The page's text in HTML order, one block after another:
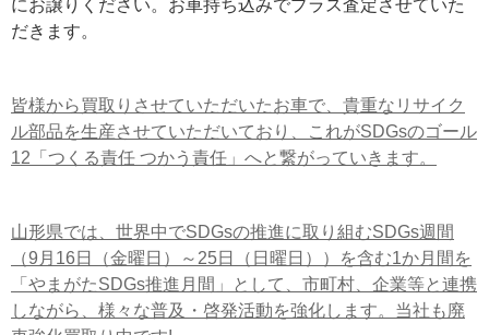
にお譲りください。お車持ち込みでプラス査定させていた
だきます。
皆様から買取りさせていただいたお車で、貴重なリサイク
ル部品を生産させていただいており、これがSDGsのゴール
12「つくる責任 つかう責任」へと繋がっていきます。
山形県では、世界中でSDGsの推進に取り組むSDGs週間
（9月16日（金曜日）～25日（日曜日））を含む1か月間を
「やまがたSDGs推進月間」として、市町村、企業等と連携
しながら、様々な普及・啓発活動を強化します。当社も廃